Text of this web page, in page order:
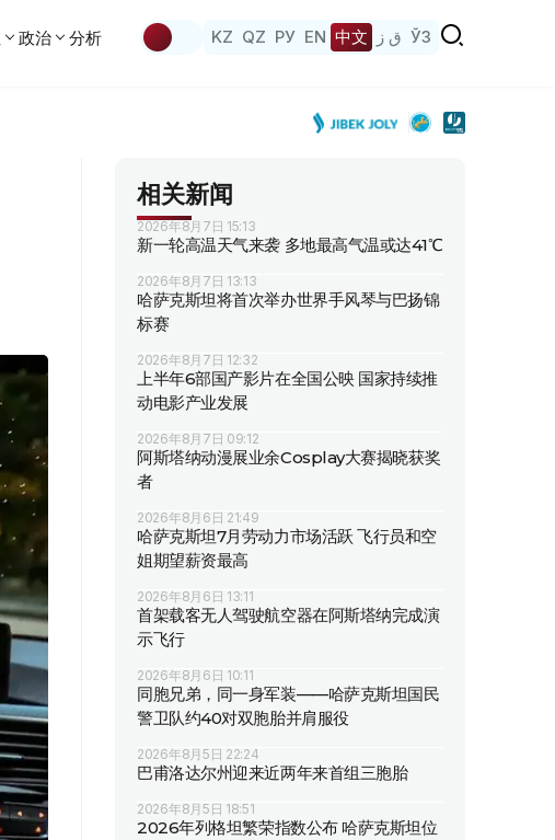
政治 分析 KZ QZ РУ EN 中文 ق ز ЎЗ
相关新闻
2026年8月7日 15:13
新一轮高温天气来袭 多地最高气温或达41℃
2026年8月7日 13:13
哈萨克斯坦将首次举办世界手风琴与巴扬锦
标赛
2026年8月7日 12:32
上半年6部国产影片在全国公映 国家持续推
动电影产业发展
2026年8月7日 09:12
阿斯塔纳动漫展业余Cosplay大赛揭晓获奖
者
2026年8月6日 21:49
哈萨克斯坦7月劳动力市场活跃 飞行员和空
姐期望薪资最高
2026年8月6日 13:11
首架载客无人驾驶航空器在阿斯塔纳完成演
示飞行
2026年8月6日 10:11
同胞兄弟，同一身军装——哈萨克斯坦国民
警卫队约40对双胞胎并肩服役
2026年8月5日 22:24
巴甫洛达尔州迎来近两年来首组三胞胎
2026年8月5日 18:51
2026年列格坦繁荣指数公布 哈萨克斯坦位